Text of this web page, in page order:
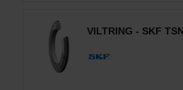
VILTRING - SKF